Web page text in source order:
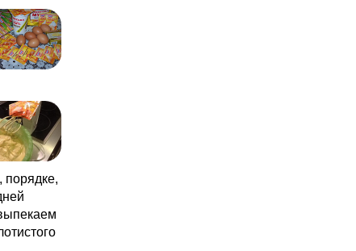
порядке,